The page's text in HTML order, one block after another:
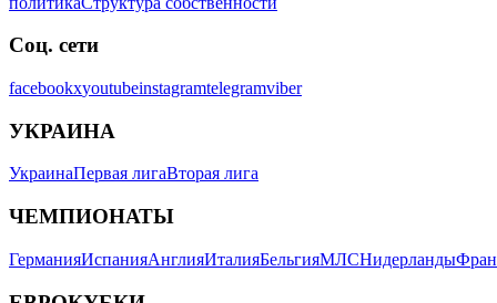
Соц. сети
facebookxyoutubeinstagramtelegramviber
УКРАИНА
УкраинаПервая лигаВторая лига
ЧЕМПИОНАТЫ
ГерманияИспанияАнглияИталияБельгияМЛСНидерланды